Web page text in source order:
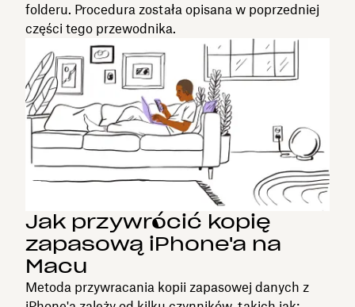
folderu. Procedura została opisana w poprzedniej
części tego przewodnika.
Jak przywrócić kopię
zapasową iPhone'a na
Macu
Metoda przywracania kopii zapasowej danych z